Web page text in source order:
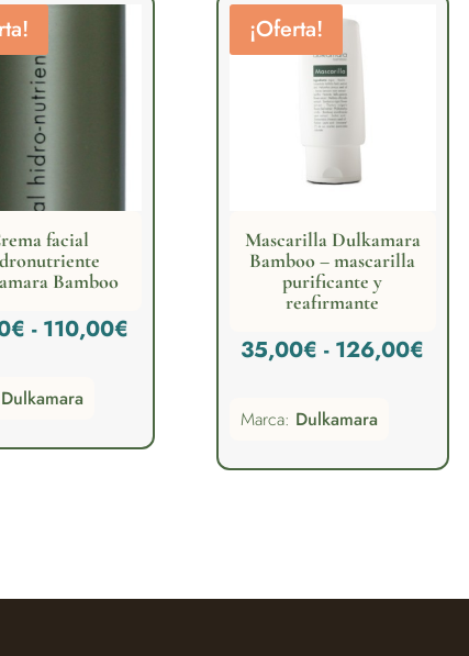
facial
Bamboo
€ - 110,00€
desde
Dulkamara
¡Oferta!
Mascarilla Dulkamara
Bamboo – mascarilla
purificante y
reafirmante
35,00€ - 126,00€
desde
Marca: Dulkamara